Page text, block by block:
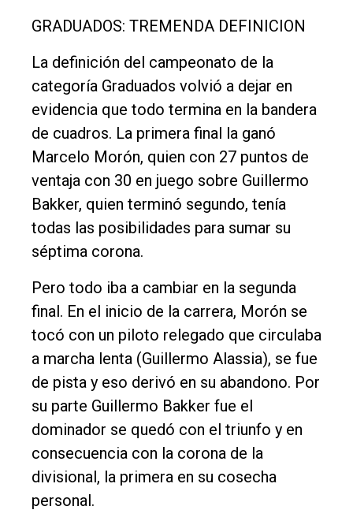
GRADUADOS: TREMENDA DEFINICION
La definición del campeonato de la
categoría Graduados volvió a dejar en
evidencia que todo termina en la bandera
de cuadros. La primera final la ganó
Marcelo Morón, quien con 27 puntos de
ventaja con 30 en juego sobre Guillermo
Bakker, quien terminó segundo, tenía
todas las posibilidades para sumar su
séptima corona.
Pero todo iba a cambiar en la segunda
final. En el inicio de la carrera, Morón se
tocó con un piloto relegado que circulaba
a marcha lenta (Guillermo Alassia), se fue
de pista y eso derivó en su abandono. Por
su parte Guillermo Bakker fue el
dominador se quedó con el triunfo y en
consecuencia con la corona de la
divisional, la primera en su cosecha
personal.